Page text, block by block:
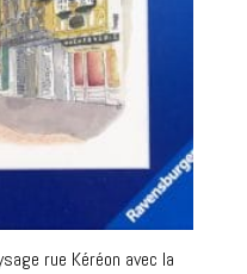
rue Kéréon avec la